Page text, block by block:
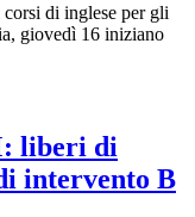
di inglese per gli
giovedì 16 iniziano
liberi di
intervento B